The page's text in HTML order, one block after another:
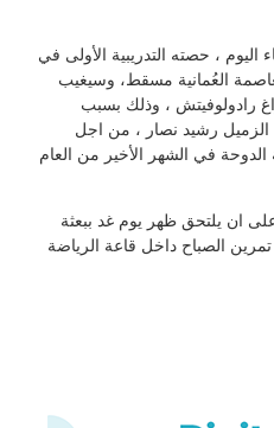
، حصته التدريبية الأولى في
العُمانية مسقط، وسيغيب
رادولوفيتش ، وذلك بسبب
الزميل رشيد نصار ، من اجل
القطرية الدوحة في الشهر الأخير من العام
ان يلتحق ظهر يوم غد ببعثة
الصباح داخل قاعة الرياضة